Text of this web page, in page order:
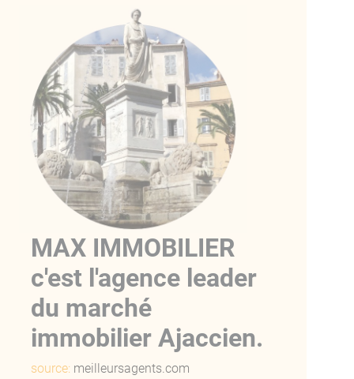
MAX IMMOBILIER
c'est l'agence leader
du marché
immobilier Ajaccien.
source: meilleursagents.com